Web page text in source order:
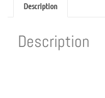
Description
Description